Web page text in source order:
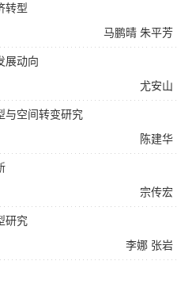
马鹏晴 朱平芳
转型
尤安山
展动向
陈建华
与空间转变研究
宗传宏
李娜 张岩
研究